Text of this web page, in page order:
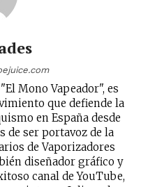
Mono Vapeador", es
que defiende la
en España desde
de ser portavoz de la
de Vaporizadores
diseñador gráfico y
canal de YouTube,